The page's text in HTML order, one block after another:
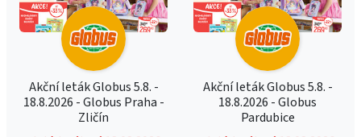
Akční leták Globus 5.8. -
18.8.2026 - Globus Praha -
Zličín
Akční leták Globus 5.8. -
18.8.2026 - Globus
Pardubice